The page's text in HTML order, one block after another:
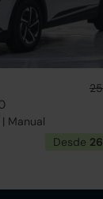
Manual
Desde